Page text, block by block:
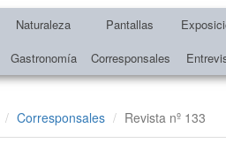
Naturaleza Pantallas
Gastronomía Corresponsales
Corresponsales Revista nº 133